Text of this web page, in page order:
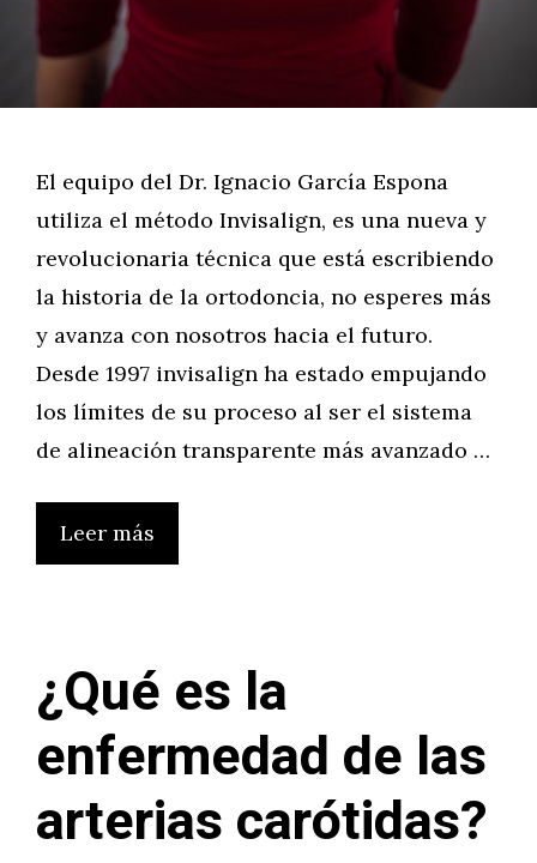
El equipo del Dr. Ignacio García Espona
utiliza el método Invisalign, es una nueva y
revolucionaria técnica que está escribiendo
la historia de la ortodoncia, no esperes más
y avanza con nosotros hacia el futuro.
Desde 1997 invisalign ha estado empujando
los límites de su proceso al ser el sistema
de alineación transparente más avanzado …
Leer más
¿Qué es la
enfermedad de las
arterias carótidas?